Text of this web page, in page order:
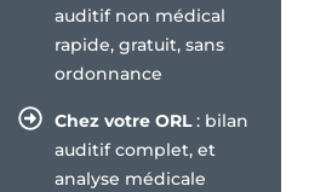
auditif non médical
rapide, gratuit, sans
ordonnance
Chez votre ORL: bilan
auditif complet, et
analyse médicale